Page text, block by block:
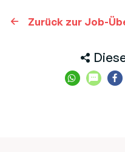
Zurück zur Job-